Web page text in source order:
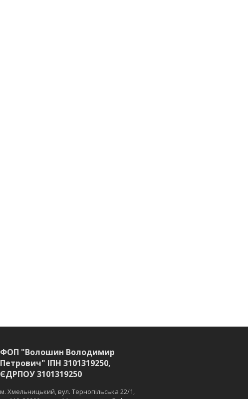
ФОП "Волошин Володимир
Петрович" ІПН 3101319250,
ЄДРПОУ 3101319250
м. Хмельницький, вул. Тернопільська 22/1,